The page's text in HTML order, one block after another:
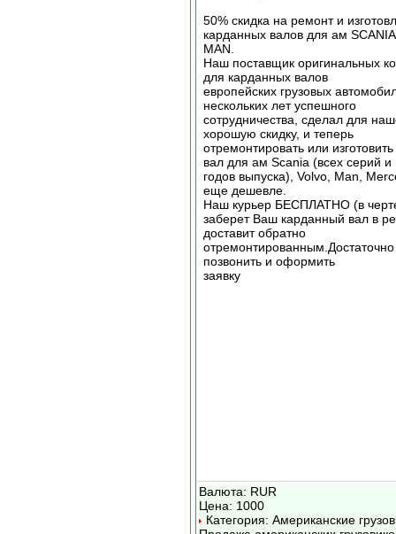
50% скидка на ремонт и
карданных валов для ам
MAN.
Наш поставщик оригинальных
для карданных валов
европейских грузовых
нескольких лет успешного
сотрудничества, сделал для
хорошую скидку, и теперь
отремонтировать или
вал для ам Scania (всех серий и
годов выпуска), Volvo, Man,
еще дешевле.
Наш курьер БЕСПЛАТНО (в
заберет Ваш карданный вал в
доставит обратно
отремонтированным.Достаточно
позвонить и оформить
заявку
Валюта: RUR
Цена: 1000
Категория: Американские